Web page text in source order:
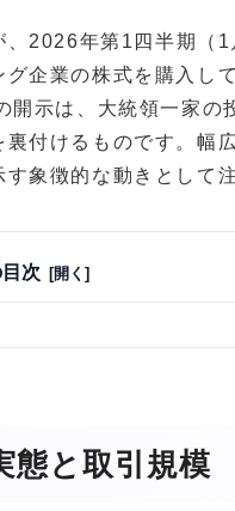
2026年第1四半期（1
企業の株式を購入し
示は、大統領一家の
付けるものです。幅
象徴的な動きとして
次
態と取引規模